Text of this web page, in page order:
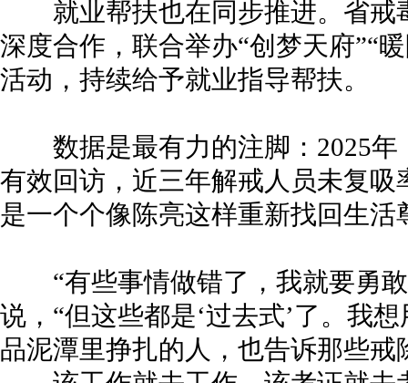
就业帮扶也在同步推进。省戒
深度合作，联合举办“创梦天府”“
活动，持续给予就业指导帮扶。
数据是最有力的注脚：2025年
有效回访，近三年解戒人员未复吸
是一个个像陈亮这样重新找回生活
“有些事情做错了，我就要勇敢
说，“但这些都是‘过去式’了。我
品泥潭里挣扎的人，也告诉那些